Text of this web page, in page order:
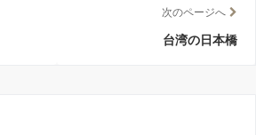
次のページへ
台湾の日本橋